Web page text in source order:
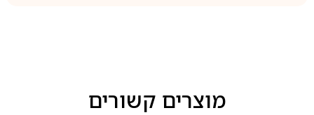
מוצרים קשורים